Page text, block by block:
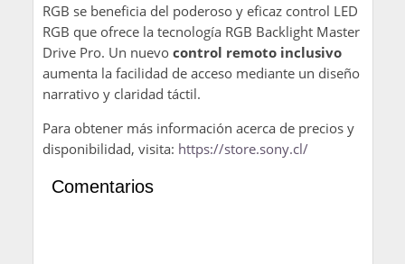
RGB se beneficia del poderoso y eficaz control LED
RGB que ofrece la tecnología RGB Backlight Master
Drive Pro. Un nuevo control remoto inclusivo
aumenta la facilidad de acceso mediante un diseño
narrativo y claridad táctil.
Para obtener más información acerca de precios y
disponibilidad, visita: https://store.sony.cl/
Comentarios